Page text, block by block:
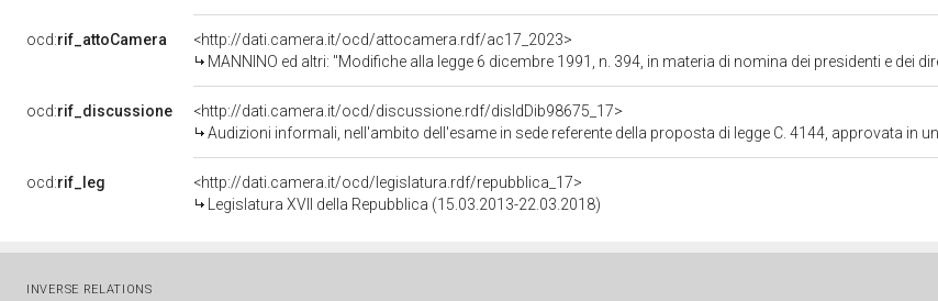
ocd:rif_attoCamera
<http://dati.camera.it/ocd/attocamera.rdf/ac17_2023>
MANNINO ed altri: "Modifiche alla legge 6 dicembre 1991, n. 394, in materia di nomina dei presidenti e dei direttori degli
ocd:rif_discussione
<http://dati.camera.it/ocd/discussione.rdf/disIdDib98675_17>
Audizioni informali, nell'ambito dell'esame in sede referente della proposta di legge C. 4144, approvata in un testo unificato dal Senato, recante «Modifiche alla legge 6 dicembre 1991, n. 394 e ulteriori disposizioni in materia di aree protette», di rappresentanti dell'Associazione Nazionale Comuni d'Italia (ANCI) e dell'Unione Nazionale Comuni Comunità Enti Montani (UNCEM), dell'Istituto superiore per la protezione e la ricerca ambientale (ISPRA), del Comando Generale dell'Arma dei Carabinieri, del Comando Generale del Corpo delle
ocd:rif_leg
<http://dati.camera.it/ocd/legislatura.rdf/repubblica_17>
Legislatura XVII della Repubblica (15.03.2013-22.03.2018)
INVERSE RELATIONS